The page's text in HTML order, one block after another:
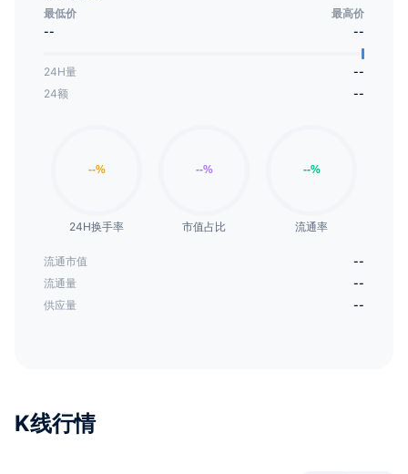
最低价
最高价
--
--
24H量
--
24额
--
24H换手率 市值占比 流通率
流通市值
--
流通量
--
供应量
--
K线行情